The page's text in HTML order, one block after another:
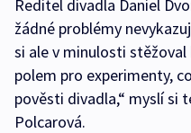
Ředitel divadla Daniel
žádné problémy
si ale v minulosti stěžoval
polem pro experimenty,
pověsti divadla,“ myslí si
Polcarová.